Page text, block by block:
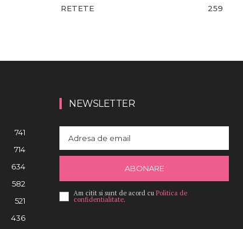
RETETE
259
741
714
634
582
521
436
NEWSLETTER
ABONARE
Am citit si sunt de acord cu Politica de
confidentialitate.